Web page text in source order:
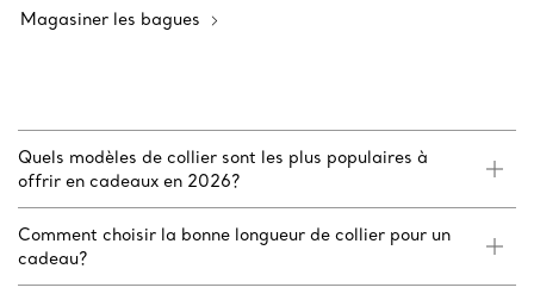
Magasiner les bagues
Quels modèles de collier sont les plus populaires à
offrir en cadeaux en 2026?
Comment choisir la bonne longueur de collier pour un
cadeau?